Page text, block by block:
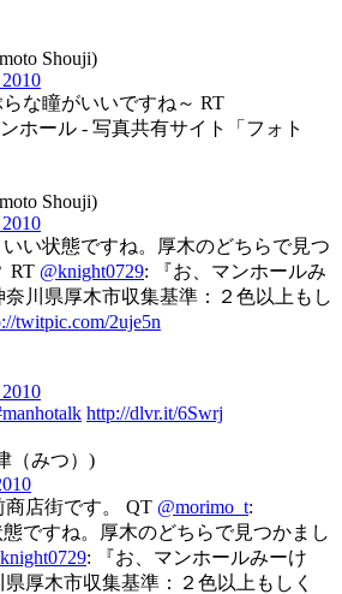
Shouji)
な瞳がいいですね～ RT
ホール - 写真共有サイト「フォト
Shouji)
いい状態ですね。厚木のどちらで見つ
RT @knight0729: 『お、マンホールみ
川県厚木市収集基準：２色以上もし
twitpic.com/2uje5n
http://dlvr.it/6Swrj
（みつ）)
店街です。 QT @morimo_t:
ですね。厚木のどちらで見つかまし
: 『お、マンホールみーけ
厚木市収集基準：２色以上もしく